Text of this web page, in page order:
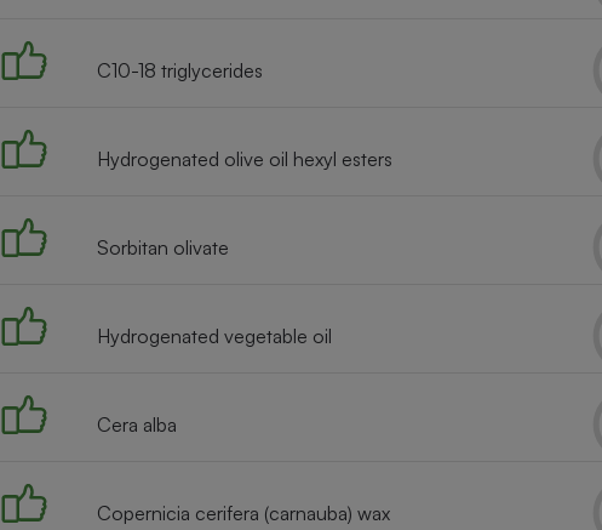
C10-18 triglycerides
Hydrogenated olive oil hexyl esters
Sorbitan olivate
Hydrogenated vegetable oil
Cera alba
Copernicia cerifera (carnauba) wax